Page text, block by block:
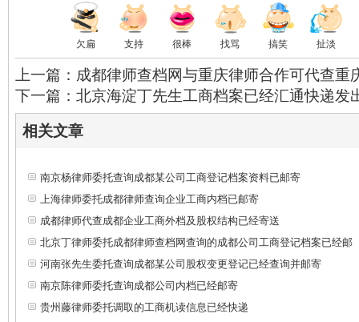
欠扁 支持 很棒 找骂 搞笑 扯淡
上一篇：成都律师查档网与重庆律师合作可代查重
下一篇：北京海淀丁先生工商档案已经汇通快递发
相关文章
南京杨律师委托查询成都某公司工商登记档案资料已邮寄
上海律师委托成都律师查询企业工商内档已邮寄
成都律师代查成都企业工商外档及股权结构已经寄送
北京丁律师委托成都律师查档网查询的成都公司工商登记档案已经邮
河南张先生委托查询成都某公司股权变更登记已经查询并邮寄
南京陈律师委托查询成都公司内档已经邮寄
贵州藤律师委托调取的工商机读信息已经快递